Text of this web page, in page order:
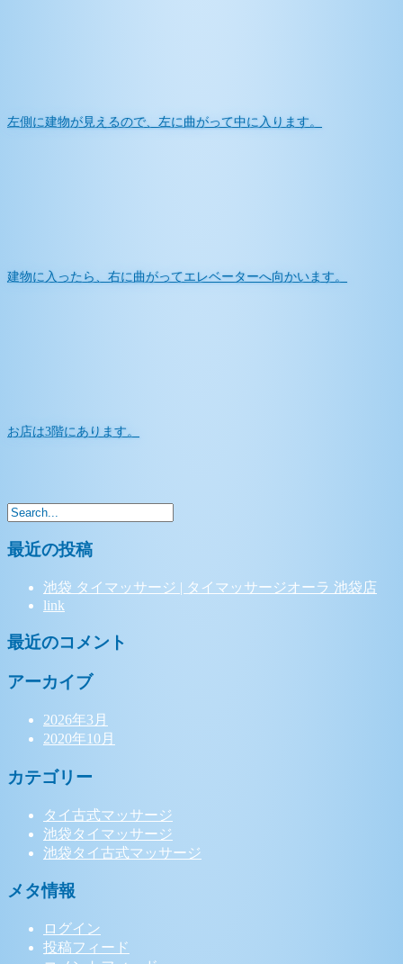
左側に建物が見えるので、左に曲がって中に入ります。
建物に入ったら、右に曲がってエレベーターへ向かいます。
お店は3階にあります。
最近の投稿
池袋 タイマッサージ | タイマッサージオーラ 池袋店
link
最近のコメント
アーカイブ
2026年3月
2020年10月
カテゴリー
タイ古式マッサージ
池袋タイマッサージ
池袋タイ古式マッサージ
メタ情報
ログイン
投稿フィード